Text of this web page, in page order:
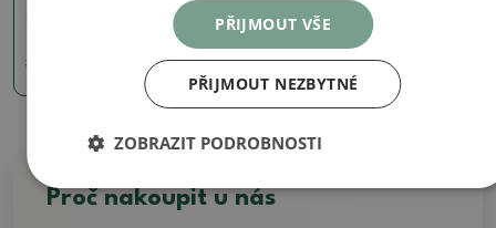
290
Proč nakoupit u nás
PŘIJMOUT VŠE
PŘIJMOUT NEZBYTNÉ
ZOBRAZIT PODROBNOSTI